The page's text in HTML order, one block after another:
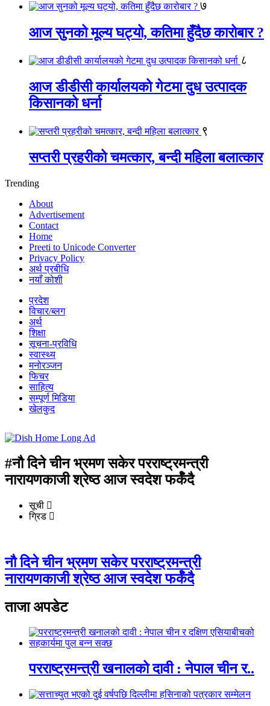
७
आज सुनको मूल्य घट्यो, कतिमा हुँदैछ कारोबार ?
८
आज डीडीसी कार्यालयको गेटमा दुध उत्पादक
किसानको धर्ना
९
सप्तरी प्रहरीको चमत्कार, बन्दी महिला बलात्कार
Trending
About
Advertisement
Contact
Home
Preeti to Unicode Converter
Privacy Policy
अर्थ प्रबीधि
नयाँ कोशी
प्रदेश
विचार/ब्लग
अर्थ
शिक्षा
सूचना-प्रविधि
स्वास्थ्य
मनोरञ्जन
फिचर
साहित्य
सम्पूर्ण मिडिया
खेलकुद
#नौ दिने चीन भ्रमण सकेर परराष्ट्रमन्त्री
नारायणकाजी श्रेष्ठ आज स्वदेश फर्कँदै
सूची
ग्रिड
नौ दिने चीन भ्रमण सकेर परराष्ट्रमन्त्री
नारायणकाजी श्रेष्ठ आज स्वदेश फर्कँदै
ताजा अपडेट
परराष्ट्रमन्त्री खनालको दावी : नेपाल चीन र..